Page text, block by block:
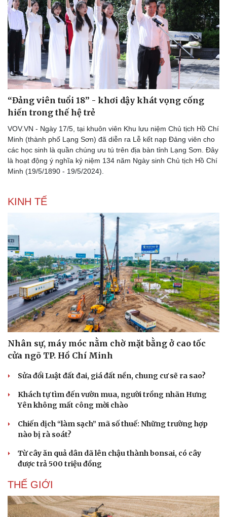
Hậu trường
“Đảng viên tuổi 18” - khơi dậy khát vọng cống
hiến trong thế hệ trẻ
VOV.VN - Ngày 17/5, tại khuôn viên Khu lưu niệm Chủ tịch Hồ Chí
Minh (thành phố Lạng Sơn) đã diễn ra Lễ kết nạp Đảng viên cho
các học sinh là quần chúng ưu tú trên địa bàn tỉnh Lạng Sơn. Đây
là hoạt động ý nghĩa kỷ niệm 134 năm Ngày sinh Chủ tịch Hồ Chí
Minh (19/5/1890 - 19/5/2024).
KINH TẾ
Nhân sự, máy móc nằm chờ mặt bằng ở cao tốc
cửa ngõ TP. Hồ Chí Minh
Sửa đổi Luật đất đai, giá đất nền, chung cư sẽ ra sao?
Khách tự tìm đến vườn mua, người trồng nhãn Hưng
Yên không mất công mời chào
Chiến dịch “làm sạch” mã số thuế: Những trường hợp
nào bị rà soát?
Từ cây ăn quả dân dã lên chậu thành bonsai, có cây
được trả 500 triệu đồng
THẾ GIỚI